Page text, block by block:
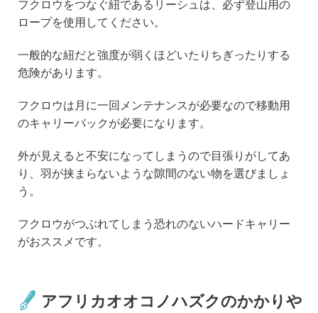
フクロウをつなぐ紐であるリーシュは、必ず登山用の
ロープを使用してください。
一般的な紐だと強度が弱くほどいたりちぎったりする
危険があります。
フクロウは月に一回メンテナンスが必要なので移動用
のキャリーバックが必要になります。
外が見えると不安になってしまうので目張りがしてあ
り、羽が挟まらないような隙間のない物を選びましょ
う。
フクロウがつぶれてしまう恐れのないハードキャリー
がおススメです。
アフリカオオコノハズクのかかりや